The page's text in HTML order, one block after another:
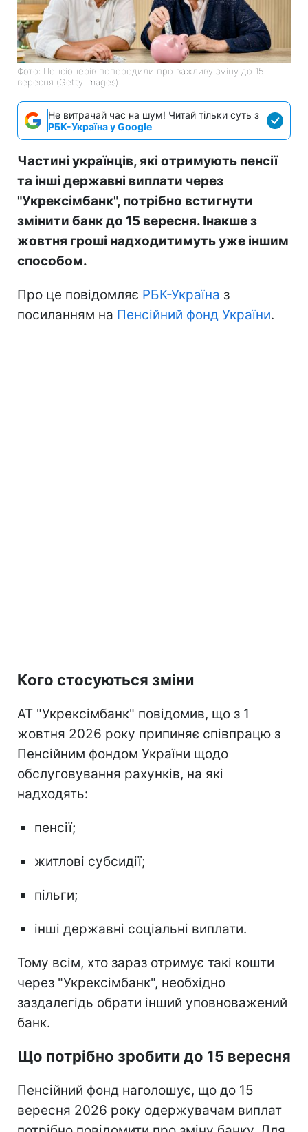
Фото: Пенсіонерів попередили про важливу зміну до 15
вересня (Getty Images)
Не витрачай час на шум! Читай тільки суть з
РБК-Україна у Google
Частині українців, які отримують пенсії
та інші державні виплати через
"Укрексімбанк", потрібно встигнути
змінити банк до 15 вересня. Інакше з
жовтня гроші надходитимуть уже іншим
способом.
Про це повідомляє РБК-Україна з
посиланням на Пенсійний фонд України.
Кого стосуються зміни
АТ "Укрексімбанк" повідомив, що з 1
жовтня 2026 року припиняє співпрацю з
Пенсійним фондом України щодо
обслуговування рахунків, на які
надходять:
пенсії;
житлові субсидії;
пільги;
інші державні соціальні виплати.
Тому всім, хто зараз отримує такі кошти
через "Укрексімбанк", необхідно
заздалегідь обрати інший уповноважений
банк.
Що потрібно зробити до 15 вересня
Пенсійний фонд наголошує, що до 15
вересня 2026 року одержувачам виплат